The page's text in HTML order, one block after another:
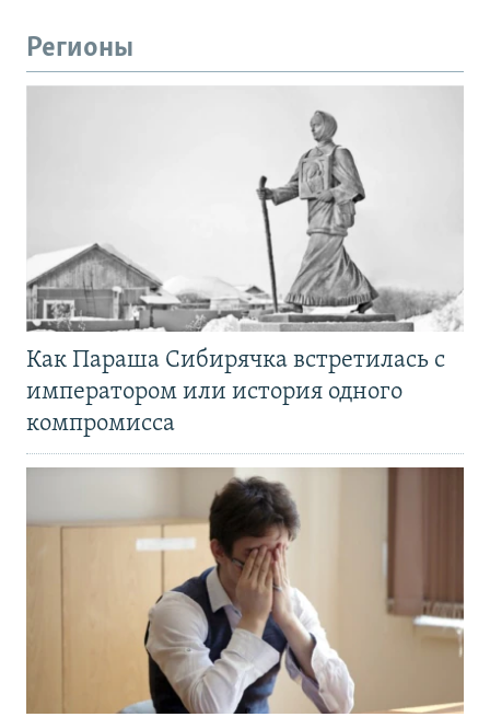
Регионы
Как Параша Сибирячка встретилась с
императором или история одного
компромисса